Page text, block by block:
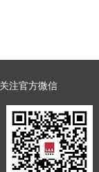
关注官方微信